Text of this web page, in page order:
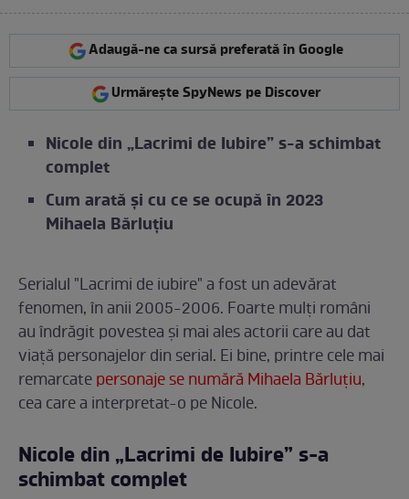
Adaugă-ne ca sursă preferată în Google
Urmărește SpyNews pe Discover
Nicole din „Lacrimi de Iubire” s-a schimbat
complet
Cum arată și cu ce se ocupă în 2023
Mihaela Bărluțiu
Serialul "Lacrimi de iubire" a fost un adevărat
fenomen, în anii 2005-2006. Foarte mulți români
au îndrăgit povestea și mai ales actorii care au dat
viață personajelor din serial. Ei bine, printre cele mai
remarcatepersonaje se numără Mihaela Bărluțiu,
cea care a interpretat-o pe Nicole.
Nicole din „Lacrimi de Iubire” s-a
schimbat complet